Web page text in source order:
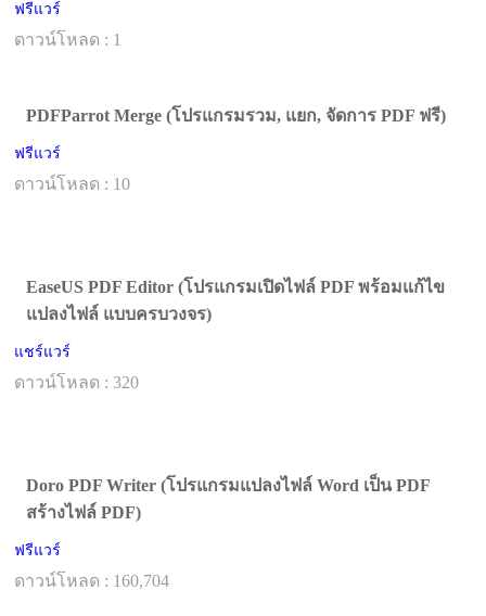
ฟรีแวร์
ดาวน์โหลด : 1
PDFParrot Merge (โปรแกรมรวม, แยก, จัดการ PDF ฟรี)
ฟรีแวร์
ดาวน์โหลด : 10
EaseUS PDF Editor (โปรแกรมเปิดไฟล์ PDF พร้อมแก้ไข
แปลงไฟล์ แบบครบวงจร)
แชร์แวร์
ดาวน์โหลด : 320
Doro PDF Writer (โปรแกรมแปลงไฟล์ Word เป็น PDF
สร้างไฟล์ PDF)
ฟรีแวร์
ดาวน์โหลด : 160,704